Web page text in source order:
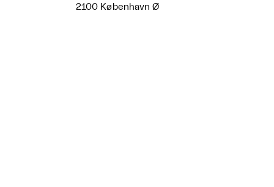
2100 København Ø